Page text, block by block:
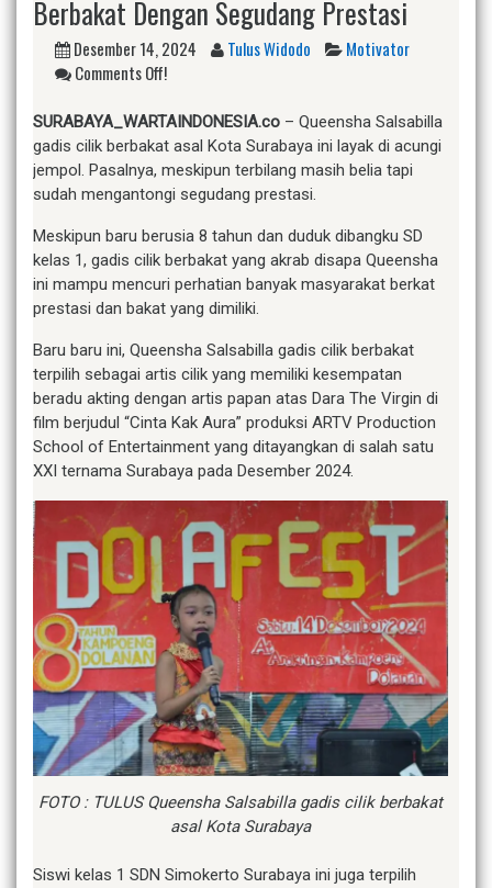
Berbakat Dengan Segudang Prestasi
Desember 14, 2024 Tulus Widodo
Motivator
Comments Off!
SURABAYA_WARTAINDONESIA.co – Queensha Salsabilla
gadis cilik berbakat asal Kota Surabaya ini layak di acungi
jempol. Pasalnya, meskipun terbilang masih belia tapi
sudah mengantongi segudang prestasi.
Meskipun baru berusia 8 tahun dan duduk dibangku SD
kelas 1, gadis cilik berbakat yang akrab disapa Queensha
ini mampu mencuri perhatian banyak masyarakat berkat
prestasi dan bakat yang dimiliki.
Baru baru ini, Queensha Salsabilla gadis cilik berbakat
terpilih sebagai artis cilik yang memiliki kesempatan
beradu akting dengan artis papan atas Dara The Virgin di
film berjudul “Cinta Kak Aura” produksi ARTV Production
School of Entertainment yang ditayangkan di salah satu
XXI ternama Surabaya pada Desember 2024.
FOTO : TULUS Queensha Salsabilla gadis cilik berbakat
asal Kota Surabaya
Siswi kelas 1 SDN Simokerto Surabaya ini juga terpilih